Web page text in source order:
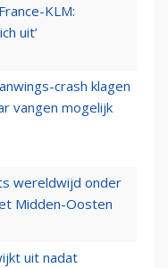
KLM:
uit’
crash klagen
vangen mogelijk
wereldwijd onder
Midden-Oosten
uit nadat